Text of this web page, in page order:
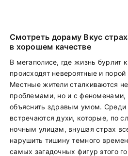
Смотреть дораму Вкус
в хорошем качестве
В мегаполисе, где жизнь бурлит
происходят невероятные и
Местные жители сталкиваются
проблемами, но и с феноменами,
объяснить здравым умом. Среди
встречаются духи, которые, по
ночным улицам, внушая страх
нарушить тишину темного
самых загадочных фигур этого